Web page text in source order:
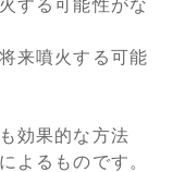
する可能性がな
来噴火する可能
効果的な方法
よるものです。